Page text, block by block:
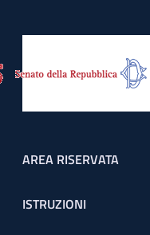
Footer menu
AREA RISERVATA
ISTRUZIONI